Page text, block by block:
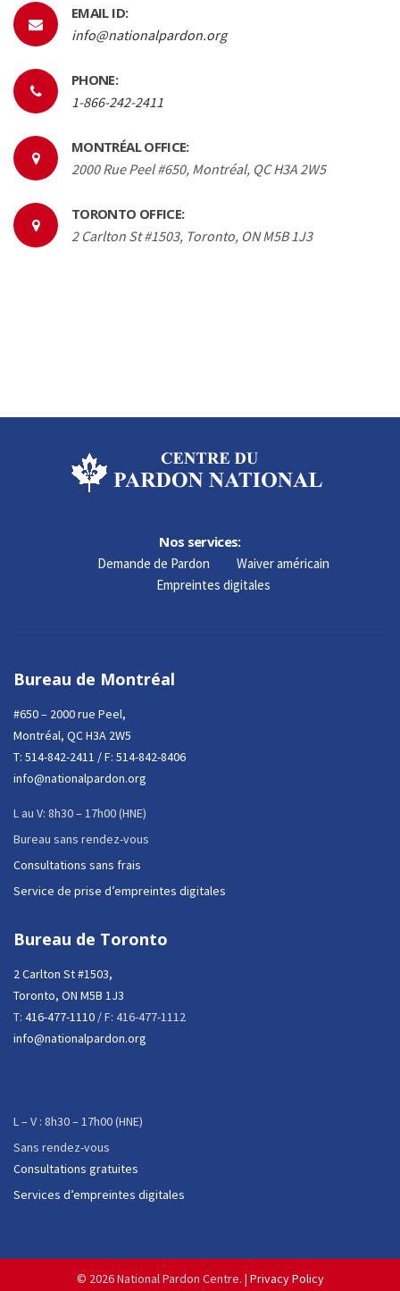
EMAIL ID:
info@nationalpardon.org
PHONE:
1-866-242-2411
MONTRÉAL OFFICE:
2000 Rue Peel #650, Montréal, QC H3A 2W5
TORONTO OFFICE:
2 Carlton St #1503, Toronto, ON M5B 1J3
Nos services:
Demande de Pardon
Waiver américain
Empreintes digitales
Bureau de Montréal
#650 – 2000 rue Peel,
Montréal, QC H3A 2W5
T: 514-842-2411 / F: 514-842-8406
info@nationalpardon.org
L au V: 8h30 – 17h00 (HNE)
Bureau sans rendez-vous
Consultations sans frais
Service de prise d’empreintes digitales
Bureau de Toronto
2 Carlton St #1503,
Toronto, ON M5B 1J3
T: 416-477-1110 / F: 416-477-1112
info@nationalpardon.org
L – V : 8h30 – 17h00 (HNE)
Sans rendez-vous
Consultations gratuites
Services d’empreintes digitales
© 2026 National Pardon Centre. | Privacy Policy